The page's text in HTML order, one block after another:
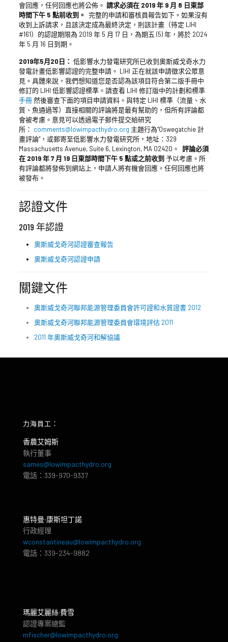
會回應，任何回應也將公佈。 請求必須在 2019 年 9 月 8 日東部
時間下午 5 點前收到。 完整的申請和審核員報告如下。如果沒有
收到上訴請求，且該決定成為最終決定，則該計畫（待定 LIHI
#161）的認證期限為 2019 年 5 月 17 日，為期五 (5) 年，將於 2024
年 5 月 16 日到期。
2019年5月20日： 低影響水力發電研究所已收到奧斯威戈奇水力
發電計畫低影響認證的完整申請。 LIHI 正在就該申請徵求公眾意
見。具體來說，我們想知道您是否認為該項目符合第二版手冊中
修訂的 LIHI 低影響認證標準。請查看 LIHI 修訂版中的計劃和標準
手冊然後審查下面的項目申請資料。與特定 LIHI 標準（流量、水
質、魚通過等）直接相關的評論將是最有幫助的，但所有評論都
會被考慮。意見可以透過電子郵件提交給研究
所： comments@lowimpacthydro.org 主題行為“Oswegatchie 計
畫評論”，或郵寄至低影響水力發電研究所，地址：329
Massachusetts Avenue, Suite 6, Lexington, MA 02420。 評論必須
在 2019 年 7 月 19 日東部時間下午 5 點或之前收到予以考慮。所
有評論都將發佈到網站上，申請人將有機會回應。任何回應也將
被發布。
認證文件
2019 年認證
奧斯威戈奇河認證審查報告
奧斯威戈奇河認證申請
關鍵文件
奧斯威戈奇河聯邦能源管理委員會許可證和水質證書 2012
奧斯威戈奇河聯邦能源管理委員會環境評估 2011
2011 年奧斯威戈奇河和解協議
力海員工：
香農艾姆斯
執行董事
sames@lowimpacthydro.org
電話：339-970-9337
惠特曼‧康斯坦丁諾
行政經理
wconstantineau@lowimpacthydro.org
電話：339-234-9882
瑪麗艾麗絲·費雪
認證專案總監
mfischer@lowimpacthydro.org